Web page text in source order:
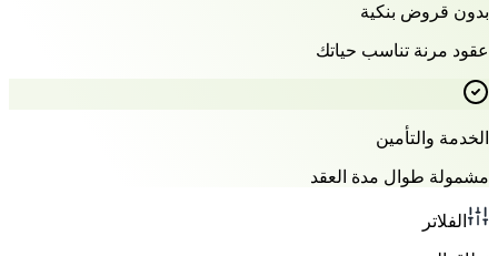
بدون قروض بنكية
عقود مرنة تناسب حياتك
الخدمة والتأمين
مشمولة طوال مدة العقد
الفلاتر